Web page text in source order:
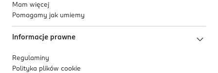
Mam więcej
Pomagamy jak umiemy
Informacje prawne
Regulaminy
Polityka plików cookie